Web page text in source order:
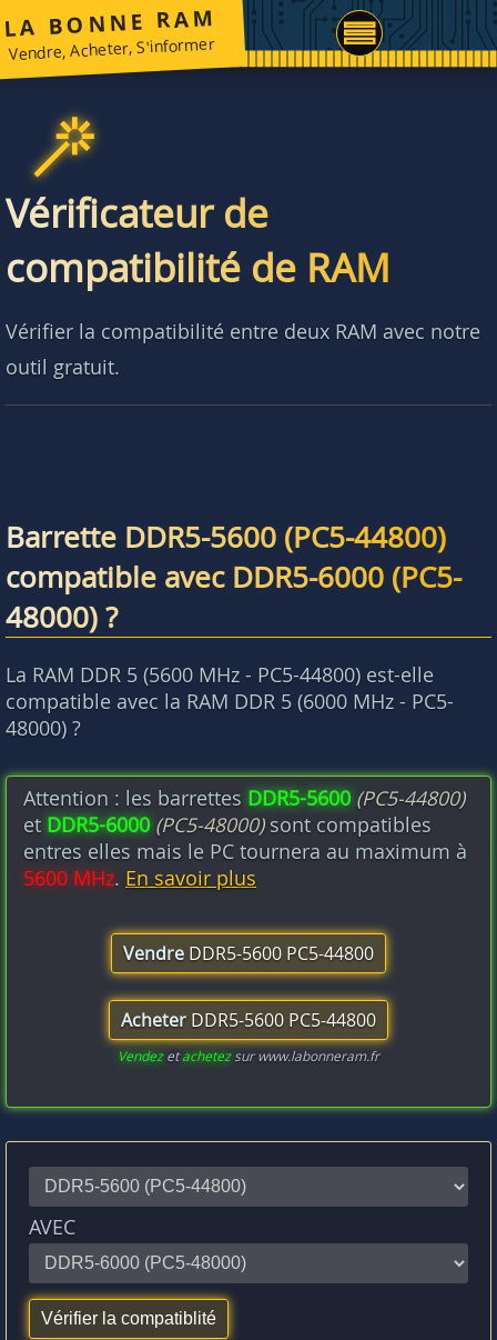
LA BONNE RAM
Vendre, Acheter, S'informer
Vérificateur de
compatibilité de RAM
Vérifier la compatibilité entre deux RAM avec notre
outil gratuit.
Barrette DDR5-5600 (PC5-44800)
compatible avec DDR5-6000 (PC5-
48000) ?
La RAM DDR 5 (5600 MHz - PC5-44800) est-elle
compatible avec la RAM DDR 5 (6000 MHz - PC5-
48000) ?
Attention : les barrettes DDR5-5600 (PC5-44800)
et DDR5-6000 (PC5-48000)sont compatibles
entres elles mais le PC tournera au maximum à
5600 MHz. En savoir plus
Vendre DDR5-5600 PC5-44800
Acheter DDR5-5600 PC5-44800
Vendezetachetezsur www.labonneram.fr
AVEC